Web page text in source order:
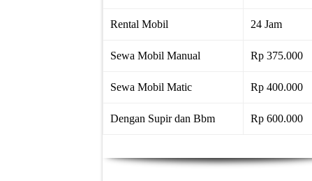
Rental Mobil 24 Jam
Sewa Mobil Manual Rp 375.000
Sewa Mobil Matic Rp 400.000
Dengan Supir dan Bbm Rp 600.000